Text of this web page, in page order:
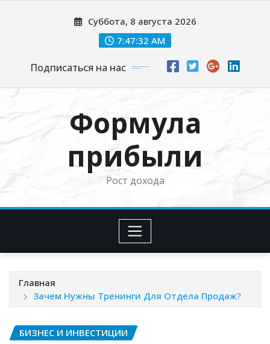
Суббота, 8 августа 2026
7:47:33 AM
Подписаться на нас
Формула
прибыли
Рост дохода
Главная
Зачем Нужны Тренинги Для Отдела Продаж?
БИЗНЕС И ИНВЕСТИЦИИ